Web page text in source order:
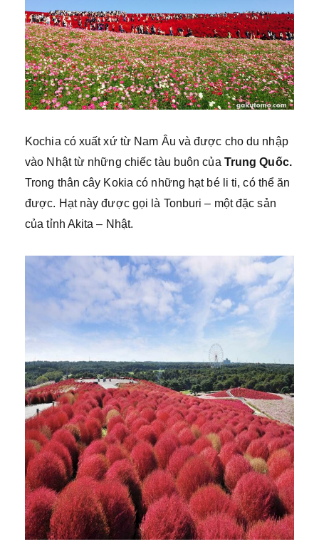
Kochia có xuất xứ từ Nam Âu và được cho du nhập
vào Nhật từ những chiếc tàu buôn của Trung Quốc.
Trong thân cây Kokia có những hạt bé li ti, có thể ăn
được. Hạt này được gọi là Tonburi – một đặc sản
của tỉnh Akita – Nhật.